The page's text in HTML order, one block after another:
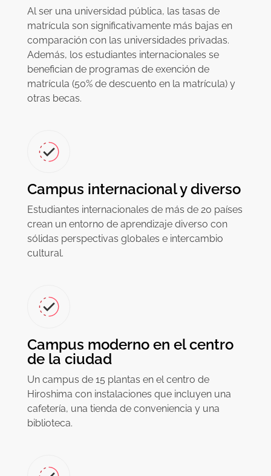
Al ser una universidad pública, las tasas de
matrícula son significativamente más bajas en
comparación con las universidades privadas.
Además, los estudiantes internacionales se
benefician de programas de exención de
matrícula (50% de descuento en la matrícula) y
otras becas.
Campus internacional y diverso
Estudiantes internacionales de más de 20 países
crean un entorno de aprendizaje diverso con
sólidas perspectivas globales e intercambio
cultural.
Campus moderno en el centro
de la ciudad
Un campus de 15 plantas en el centro de
Hiroshima con instalaciones que incluyen una
cafetería, una tienda de conveniencia y una
biblioteca.